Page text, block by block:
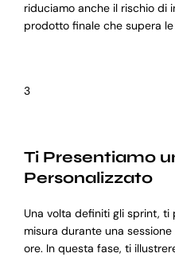
riduciamo anche il rischio di
prodotto finale che supera
3
Ti Presentiamo
Personalizzato
Una volta definiti gli sprint, ti
misura durante una
ore. In questa fase, ti